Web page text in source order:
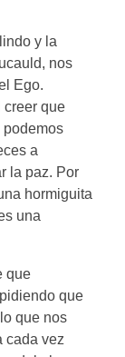
y la
nos
Ego.
creer que
podemos
a
la paz. Por
hormiguita
una
que
que
que nos
cada vez